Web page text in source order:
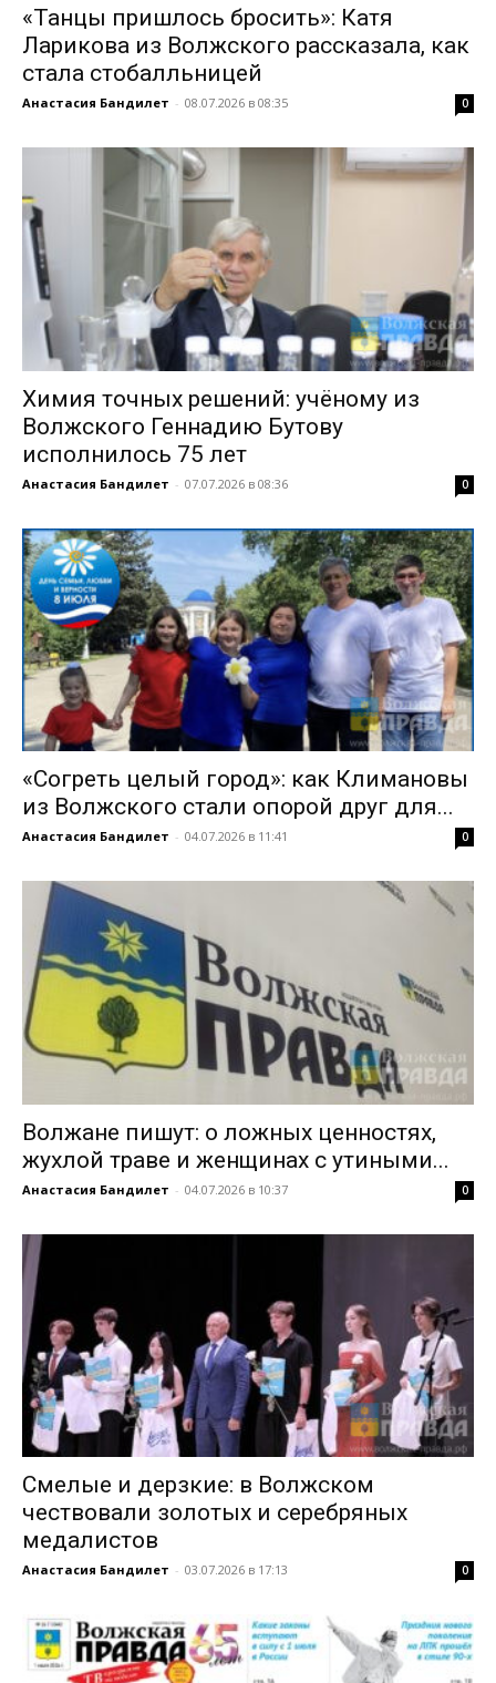
«Танцы пришлось бросить»: Катя
Ларикова из Волжского рассказала, как
стала стобалльницей
Анастасия Бандилет - 08.07.2026 в 08:35 0
Химия точных решений: учёному из
Волжского Геннадию Бутову
исполнилось 75 лет
Анастасия Бандилет - 07.07.2026 в 08:36 0
«Согреть целый город»: как Климановы
из Волжского стали опорой друг для...
Анастасия Бандилет - 04.07.2026 в 11:41 0
Волжане пишут: о ложных ценностях,
жухлой траве и женщинах с утиными...
Анастасия Бандилет - 04.07.2026 в 10:37 0
Смелые и дерзкие: в Волжском
чествовали золотых и серебряных
медалистов
Анастасия Бандилет - 03.07.2026 в 17:13 0